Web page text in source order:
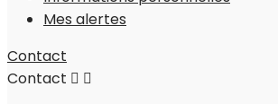
Mes alertes
Contact
Contact  